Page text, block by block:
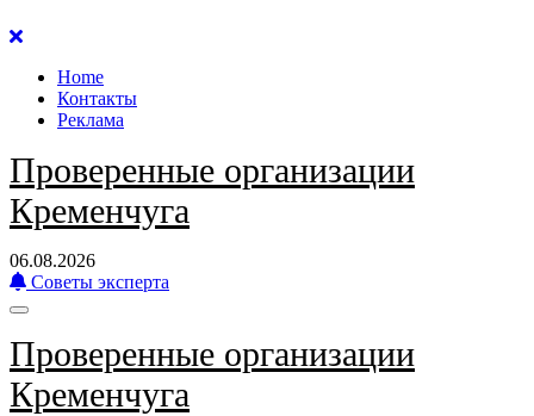
Перейти
содержанию
Home
Контакты
Реклама
Проверенные организации
Кременчуга
06.08.2026
Советы эксперта
Проверенные организации
Кременчуга